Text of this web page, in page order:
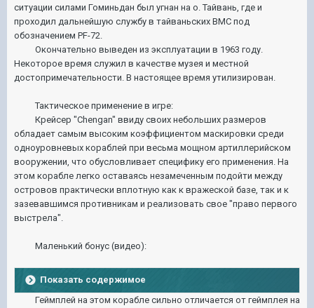
ситуации силами Гоминьдан был угнан на о. Тайвань, где и
проходил дальнейшую службу в тайваньских ВМС под
обозначением PF-72.
Окончательно выведен из эксплуатации в 1963 году.
Некоторое время служил в качестве музея и местной
достопримечательности. В настоящее время утилизирован.
Тактическое применение в игре:
Крейсер "Chengan" ввиду своих небольших размеров
обладает самым высоким коэффициентом маскировки среди
одноуровневых кораблей при весьма мощном артиллерийском
вооружении, что обусловливает специфику его применения. На
этом корабле легко оставаясь незамеченным подойти между
островов практически вплотную как к вражеской базе, так и к
зазевавшимся противникам и реализовать свое "право первого
выстрела".
Маленький бонус (видео):
Показать содержимое
Геймплей на этом корабле сильно отличается от геймплея на